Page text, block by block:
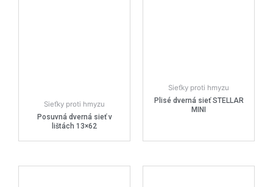
Sieťky proti hmyzu
Posuvná dverná sieť v
lištách 13×62
Sieťky proti hmyzu
Plisé dverná sieť STELLAR
MINI